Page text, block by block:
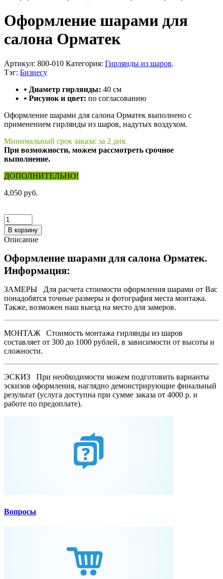
Оформление шарами для
салона Орматек
Артикул: 800-010 Категория: Гирлянды из шаров.
Тэг: Бизнесу
▪ Диаметр гирлянды: 40 см
▪ Рисунок и цвет: по согласованию
Оформление шарами для салона Орматек выполнено с
применением гирлянды из шаров, надутых воздухом.
Минимальный срок заказа: за 2 дня.
При возможности, можем рассмотреть срочное
выполнение.
ДОПОЛНИТЕЛЬНО!
4,050 руб.
В корзину
Описание
Оформление шарами для салона Орматек.
Информация:
ЗАМЕРЫ Для расчета стоимости оформления шарами от Вас
понадобятся точные размеры и фотография места монтажа.
Также, возможен наш выезд на место для замеров.
МОНТАЖ Стоимость монтажа гирлянды из шаров
составляет от 300 до 1000 рублей, в зависимости от высоты и
сложности.
ЭСКИЗ При необходимости можем подготовить варианты
эскизов оформления, наглядно демонстрирующие финальный
результат (услуга доступна при сумме заказа от 4000 р. и
работе по предоплате).
Вопросы